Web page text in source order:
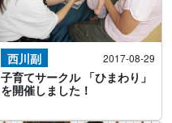
西川副 2017-08-29
子育てサークル 「ひまわり」
を開催しました！